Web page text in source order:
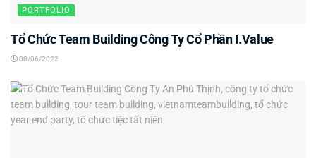
PORTFOLIO
Tổ Chức Team Building Công Ty Cổ Phần I.Value
08/06/2022